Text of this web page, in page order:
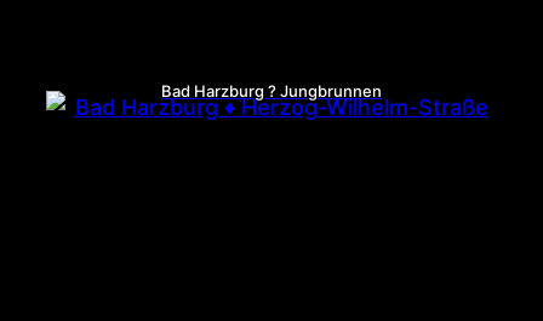
Bad Harzburg ? Jungbrunnen